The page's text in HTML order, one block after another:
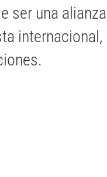
ser una
internacional,